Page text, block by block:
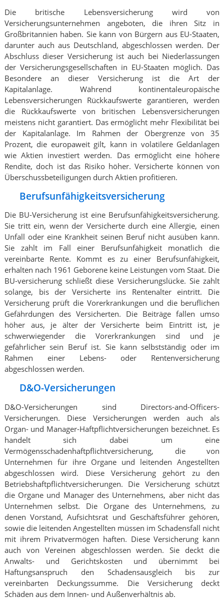
Die britische Lebensversicherung wird von
Versicherungsunternehmen angeboten, die ihren Sitz in
Großbritannien haben. Sie kann von Bürgern aus EU-Staaten,
darunter auch aus Deutschland, abgeschlossen werden. Der
Abschluss dieser Versicherung ist auch bei Niederlassungen
der Versicherungsgesellschaften in EU-Staaten möglich. Das
Besondere an dieser Versicherung ist die Art der
Kapitalanlage. Während kontinentaleuropäische
Lebensversicherungen Rückkaufswerte garantieren, werden
die Rückkaufswerte von britischen Lebensversicherungen
meistens nicht garantiert. Das ermöglicht mehr Flexibilität bei
der Kapitalanlage. Im Rahmen der Obergrenze von 35
Prozent, die europaweit gilt, kann in volatilere Geldanlagen
wie Aktien investiert werden. Das ermöglicht eine höhere
Rendite, doch ist das Risiko höher. Versicherte können von
Überschussbeteiligungen durch Aktien profitieren.
Berufsunfähigkeitsversicherung
Die BU-Versicherung ist eine Berufsunfähigkeitsversicherung.
Sie tritt ein, wenn der Versicherte durch eine Allergie, einen
Unfall oder eine Krankheit seinen Beruf nicht ausüben kann.
Sie zahlt im Fall einer Berufsunfähigkeit monatlich die
vereinbarte Rente. Kommt es zu einer Berufsunfähigkeit,
erhalten nach 1961 Geborene keine Leistungen vom Staat. Die
BU-versicherung schließt diese Versicherungslücke. Sie zahlt
solange, bis der Versicherte ins Rentenalter eintritt. Die
Versicherung prüft die Vorerkrankungen und die beruflichen
Gefährdungen des Versicherten. Die Beiträge fallen umso
höher aus, je älter der Versicherte beim Eintritt ist, je
schwerwiegender die Vorerkrankungen sind und je
gefährlicher sein Beruf ist. Sie kann selbstständig oder im
Rahmen einer Lebens- oder Rentenversicherung
abgeschlossen werden.
D&O-Versicherungen
D&O-Versicherungen sind Directors-and-Officers-
Versicherungen. Diese Versicherungen werden auch als
Organ- und Manager-Haftpflichtversicherungen bezeichnet. Es
handelt sich dabei um eine
Vermögensschadenhaftpflichtversicherung, die von
Unternehmen für ihre Organe und leitenden Angestellten
abgeschlossen wird. Diese Versicherung gehört zu den
Betriebshaftpflichtversicherungen. Die Versicherung schützt
die Organe und Manager des Unternehmens, aber nicht das
Unternehmen selbst. Die Organe des Unternehmens, zu
denen Vorstand, Aufsichtsrat und Geschäftsführer gehören,
sowie die leitenden Angestellten müssen im Schadensfall nicht
mit ihrem Privatvermögen haften. Diese Versicherung kann
auch von Vereinen abgeschlossen werden. Sie deckt die
Anwalts- und Gerichtskosten und übernimmt bei
Haftungsanspruch den Schadensausgleich bis zur
vereinbarten Deckungssumme. Die Versicherung deckt
Schäden aus dem Innen- und Außenverhältnis ab.